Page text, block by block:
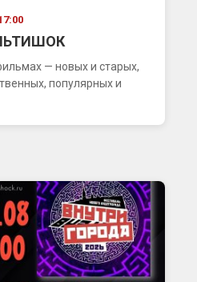
— новых и старых,
популярных и